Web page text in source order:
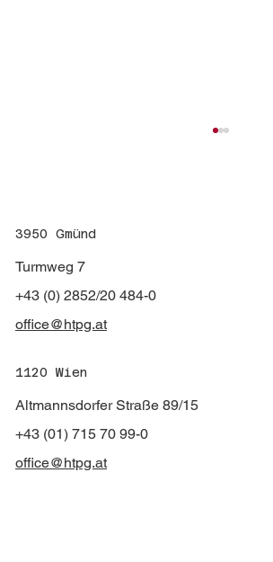
35 Jahre HTPG – Danke,
3950 Gmünd
Turmweg 7
+43 (0) 2852/20 484-0
office@htpg.at
1120 Wien
Altmannsdorfer Straße 89/15
+43 (01) 715 70 99-0
office@htpg.at